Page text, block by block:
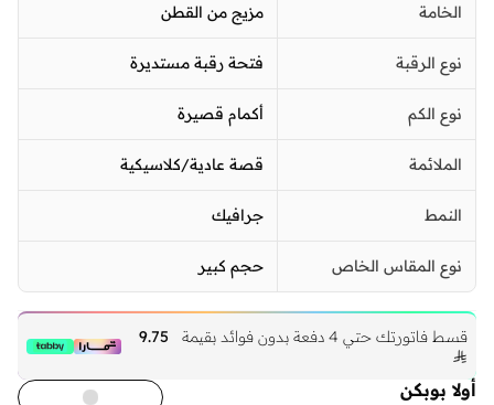
الخامة مزيج من القطن
نوع الرقبة فتحة رقبة مستديرة
نوع الكم أكمام قصيرة
الملائمة قصة عادية/كلاسيكية
النمط جرافيك
نوع المقاس الخاص حجم كبير
قسط فاتورتك حتي 4 دفعة بدون فوائد بقيمة
9.75

أولا بوبكن